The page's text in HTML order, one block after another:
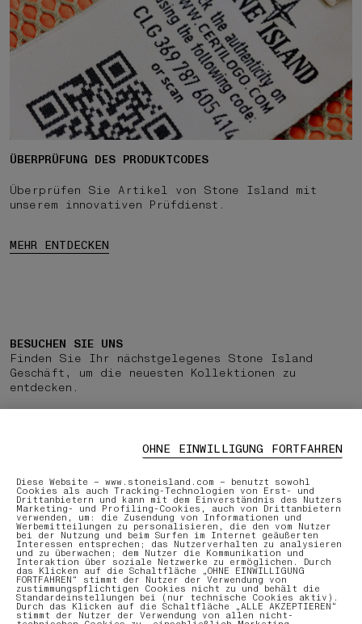
ÜBERPRÜFUNG DES PRODUKTCODES
Überprüfen Sie Artikel von Stone Island mit
unserem innovativen Prüfdienst.
MEHR ENTDECKEN
BESUCHEN SIE UNS
Finden Sie Ihr nächstgelegenes Stone Island
Geschäft, um die neuesten Kollektionen zu
entdecken.
Diese Website – www.stoneisland.com – benutzt sowohl
Cookies als auch Tracking-Technologien von Erst- und
Drittanbietern und kann mit dem Einverständnis des Nutzers
Marketing- und Profiling-Cookies, auch von Drittanbietern
verwenden, um: die Zusendung von Informationen und
Werbemitteilungen zu personalisieren, die den vom Nutzer
bei der Nutzung und beim Surfen im Internet geäußerten
Interessen entsprechen; das Nutzerverhalten zu analysieren
und zu überwachen; dem Nutzer die Kommunikation und
Interaktion über soziale Netzwerke zu ermöglichen. Durch
das Klicken auf die Schaltfläche „OHNE EINWILLIGUNG
FORTFAHREN“ stimmt der Nutzer der Verwendung von
zustimmungspflichtigen Cookies nicht zu und behält die
Standardeinstellungen bei (nur technische Cookies aktiv).
Durch das Klicken auf die Schaltfläche „ALLE AKZEPTIEREN“
stimmt der Nutzer der Verwendung von allen nicht-
OHNE EINWILLIGUNG FORTFAHREN